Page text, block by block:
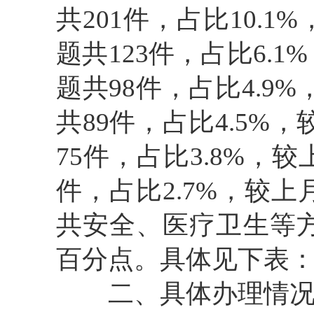
共201件，占比
题共123件，占比
题共98件，占比4.9%
共89件，占比4.5%，
75件，占比3.8%，较
件，占比2.7%，较上
共安全、医疗卫生等
百分点。具体见下表
二、具体办理情